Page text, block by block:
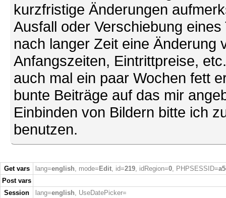
kurzfristige Änderungen
Ausfall oder Verschiebung
nach langer Zeit eine Änderung
Anfangszeiten, Eintrittpreise,
auch mal ein paar Wochen fett
bunte Beiträge auf das mir
Einbinden von Bildern bitte ich
benutzen.
Get vars lang=english, mode= Edit, id=219, idRegion=0, PHPSESSID=
Post vars
Session
lang=english, UseDatePicker=